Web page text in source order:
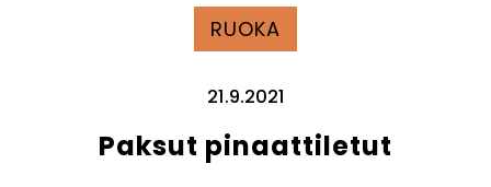
RUOKA
21.9.2021
Paksut pinaattiletut